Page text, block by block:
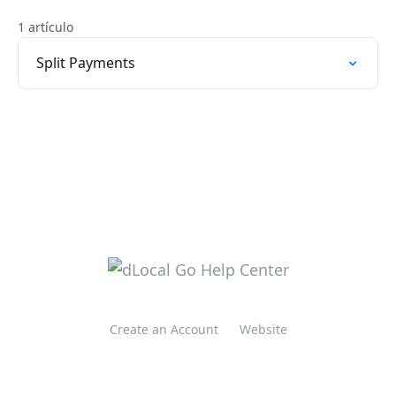
1 artículo
Split Payments
Create an Account Website